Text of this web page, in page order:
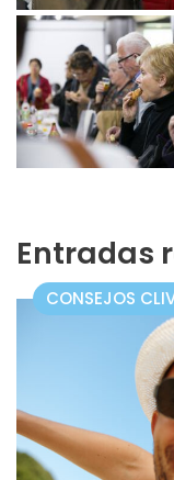
Entradas
CONSEJOS